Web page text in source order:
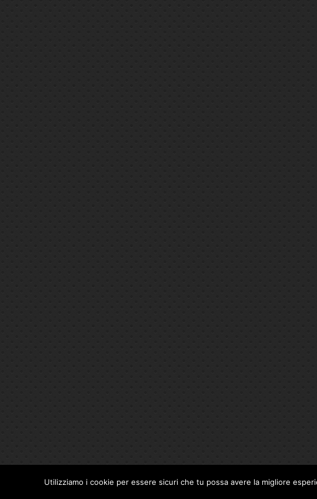
|
Utilizziamo i cookie per essere sicuri che tu possa avere la migliore